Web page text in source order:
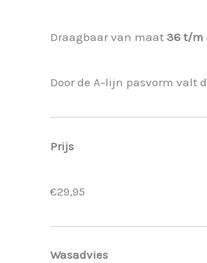
Draagbaar van maat 36 t/m
Door de A-lijn pasvorm valt
Prijs
€29,95
Wasadvies